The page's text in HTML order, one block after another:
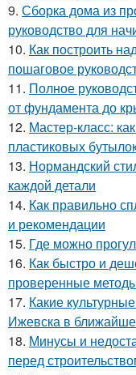
9. Сборка дома из
руководство для
10. Как построить
пошаговое
11. Полное
от фундамента до
12. Мастер-класс:
пластиковых
13. Нормандский
каждой детали
14. Как правильно
и рекомендации
15. Где можно
16. Как быстро и
проверенные
17. Какие
Ижевска в
18. Минусы и
перед